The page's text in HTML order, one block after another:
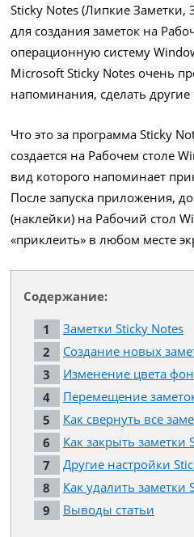
Sticky Notes (Липкие
для создания заметок на
операционную систему
Microsoft Sticky Notes очень
напоминания, сделать другие
Что это за программа Sticky
создается на Рабочем столе
вид которого напоминает
После запуска приложения,
(наклейки) на Рабочий стол
«приклеить» в любом месте
Содержание:
Заметки Sticky Notes
Создание новых
Изменение цвета
Перемещение
Как свернуть все
Как закрыть заметки
Другие настройки
Как удалить заметки
Выводы статьи